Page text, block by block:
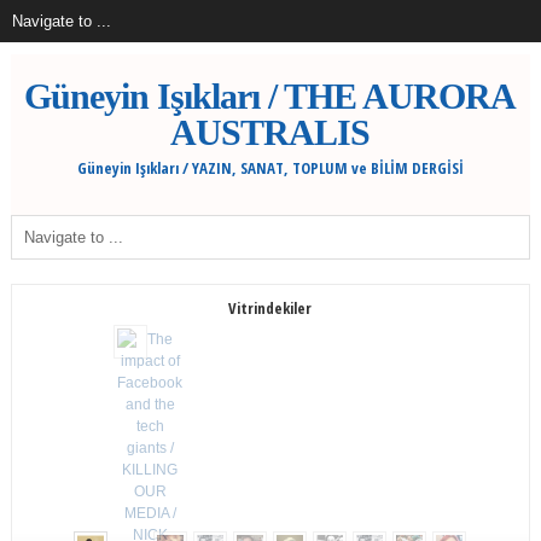
Güneyin Işıkları / THE AURORA
AUSTRALIS
Güneyin Işıkları / YAZIN, SANAT, TOPLUM ve BİLİM DERGİSİ
Vitrindekiler